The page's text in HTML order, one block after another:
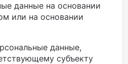
данные на основании
или на основании
данные,
субъекту